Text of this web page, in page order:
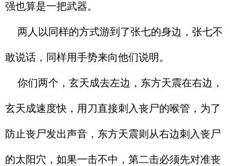
强也算是一把武器。
两人以同样的方式游到了张七的身边，张七不
敢说话，同样用手势来向他们说明。
你们两个，玄天成去左边，东方天震在右边，
玄天成速度快，用刀直接刺入丧尸的喉管，为了
防止丧尸发出声音，东方天震则从右边刺入丧尸
的太阳穴，如果一击不中，第二击必须先对准丧